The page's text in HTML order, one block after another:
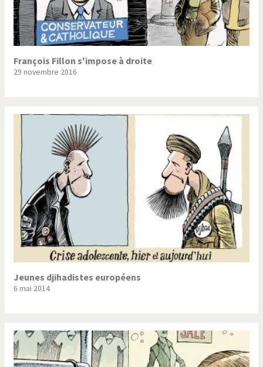
François Fillon s'impose à droite
29 novembre 2016
Jeunes djihadistes européens
6 mai 2014